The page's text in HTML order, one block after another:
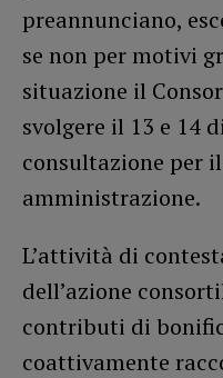
preannunciano,
se non per motivi
situazione il
svolgere il 13 e 14
consultazione per
amministrazione.
L’attività di
dell’azione
contributi di
coattivamente